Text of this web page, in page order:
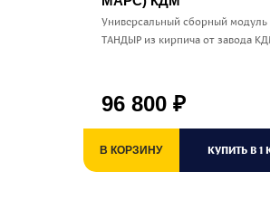
Универсальный сборный модуль
ТАНДЫР из кирпича от завода
96 800 ₽
В КОРЗИНУ КУПИТЬ В 1